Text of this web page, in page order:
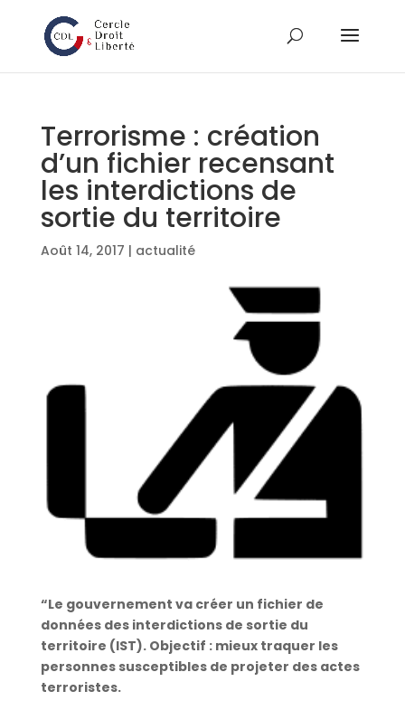
Terrorisme : création
d’un fichier recensant
les interdictions de
sortie du territoire
Août 14, 2017 | actualité
“Le gouvernement va créer un fichier de
données des interdictions de sortie du
territoire (IST). Objectif : mieux traquer les
personnes susceptibles de projeter des actes
terroristes.